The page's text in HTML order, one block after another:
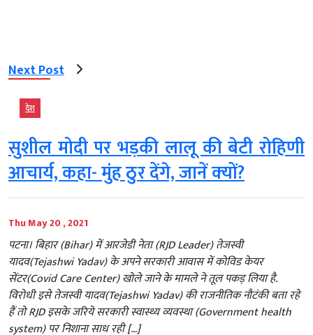
Next Post
देश
सुशील मोदी पर भड़की लालू की बेटी रोहिणी
आचार्य, कहा- मुंह ठुर देंगे, जानें क्‍यों?
Thu May 20 , 2021
पटना। बिहार (Bihar) में आरजेडी नेता (RJD Leader) तेजस्वी
यादव(Tejashwi Yadav) के अपने सरकारी आवास में कोविड केयर
सेंटर(Covid Care Center) खोले जाने के मामले ने तूल पकड़ लिया है.
विरोधी इसे तेजस्वी यादव(Tejashwi Yadav) की राजनीतिक नौटंकी बता रहे
हैं तो RJD इसके जरिये सरकारी स्वास्थ्य व्यवस्था (Government health
system) पर निशाना साध रही […]